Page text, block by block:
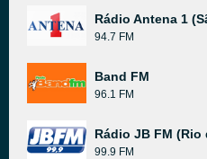
Rádio Antena 1
94.7 FM
Band FM
96.1 FM
Rádio JB FM (Rio
99.9 FM